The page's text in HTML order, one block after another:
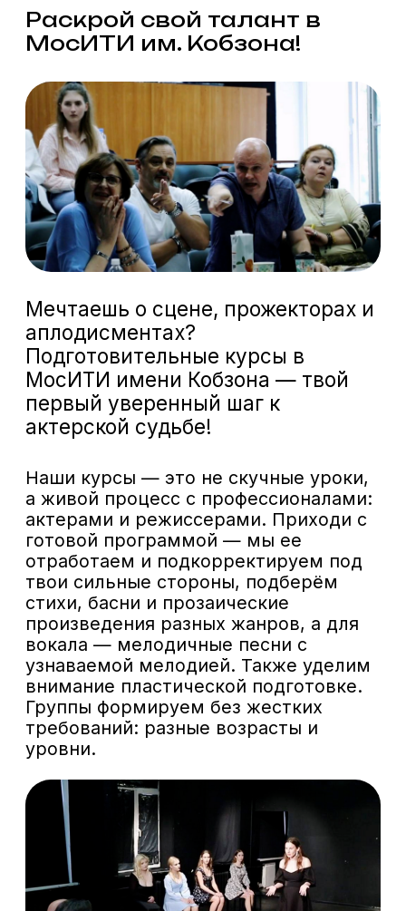
Наши курсы — это не скучные уроки,
а живой процесс с профессионалами:
актерами и режиссерами. Приходи с
готовой программой — мы ее
отработаем и подкорректируем под
твои сильные стороны, подберём
стихи, басни и прозаические
произведения разных жанров, а для
вокала — мелодичные песни с
узнаваемой мелодией. Также уделим
требований: разные возрасты и
Поступление в театральный вуз —
это настоящее приключение с
несколькими испытаниями: чтение
стихов и прозы, вокал, танцы,
собеседование. Многие абитуриенты
нервничают из-за незнания тонкостей
и как лучше себя проявить, боятся
ошибок в программе или просто не
понимают, с чего начать. Мы
разберём все по полочкам, чтобы ты
шёл на прослушивания с улыбкой и
уверенностью. Курс стартует в
феврале и длится до мая — идеально
для подготовки к летним экзаменам.
Мечтаешь о сцене, прожекторах и
аплодисментах?
Подготовительные курсы в
первый уверенный шаг к
актерской судьбе!
ВНИМАНИЕ! Абитуриенты,
прошедшие полный курс (все 4
месяца), автоматически попадают в
наш институт сразу на 3 тур!
Занятия три раза в неделю — в будни
с 19:00 до 22:00 и в выходные с 12:00
до 15:00, по адресу: Москва, ул.
Фадеева, дом 9